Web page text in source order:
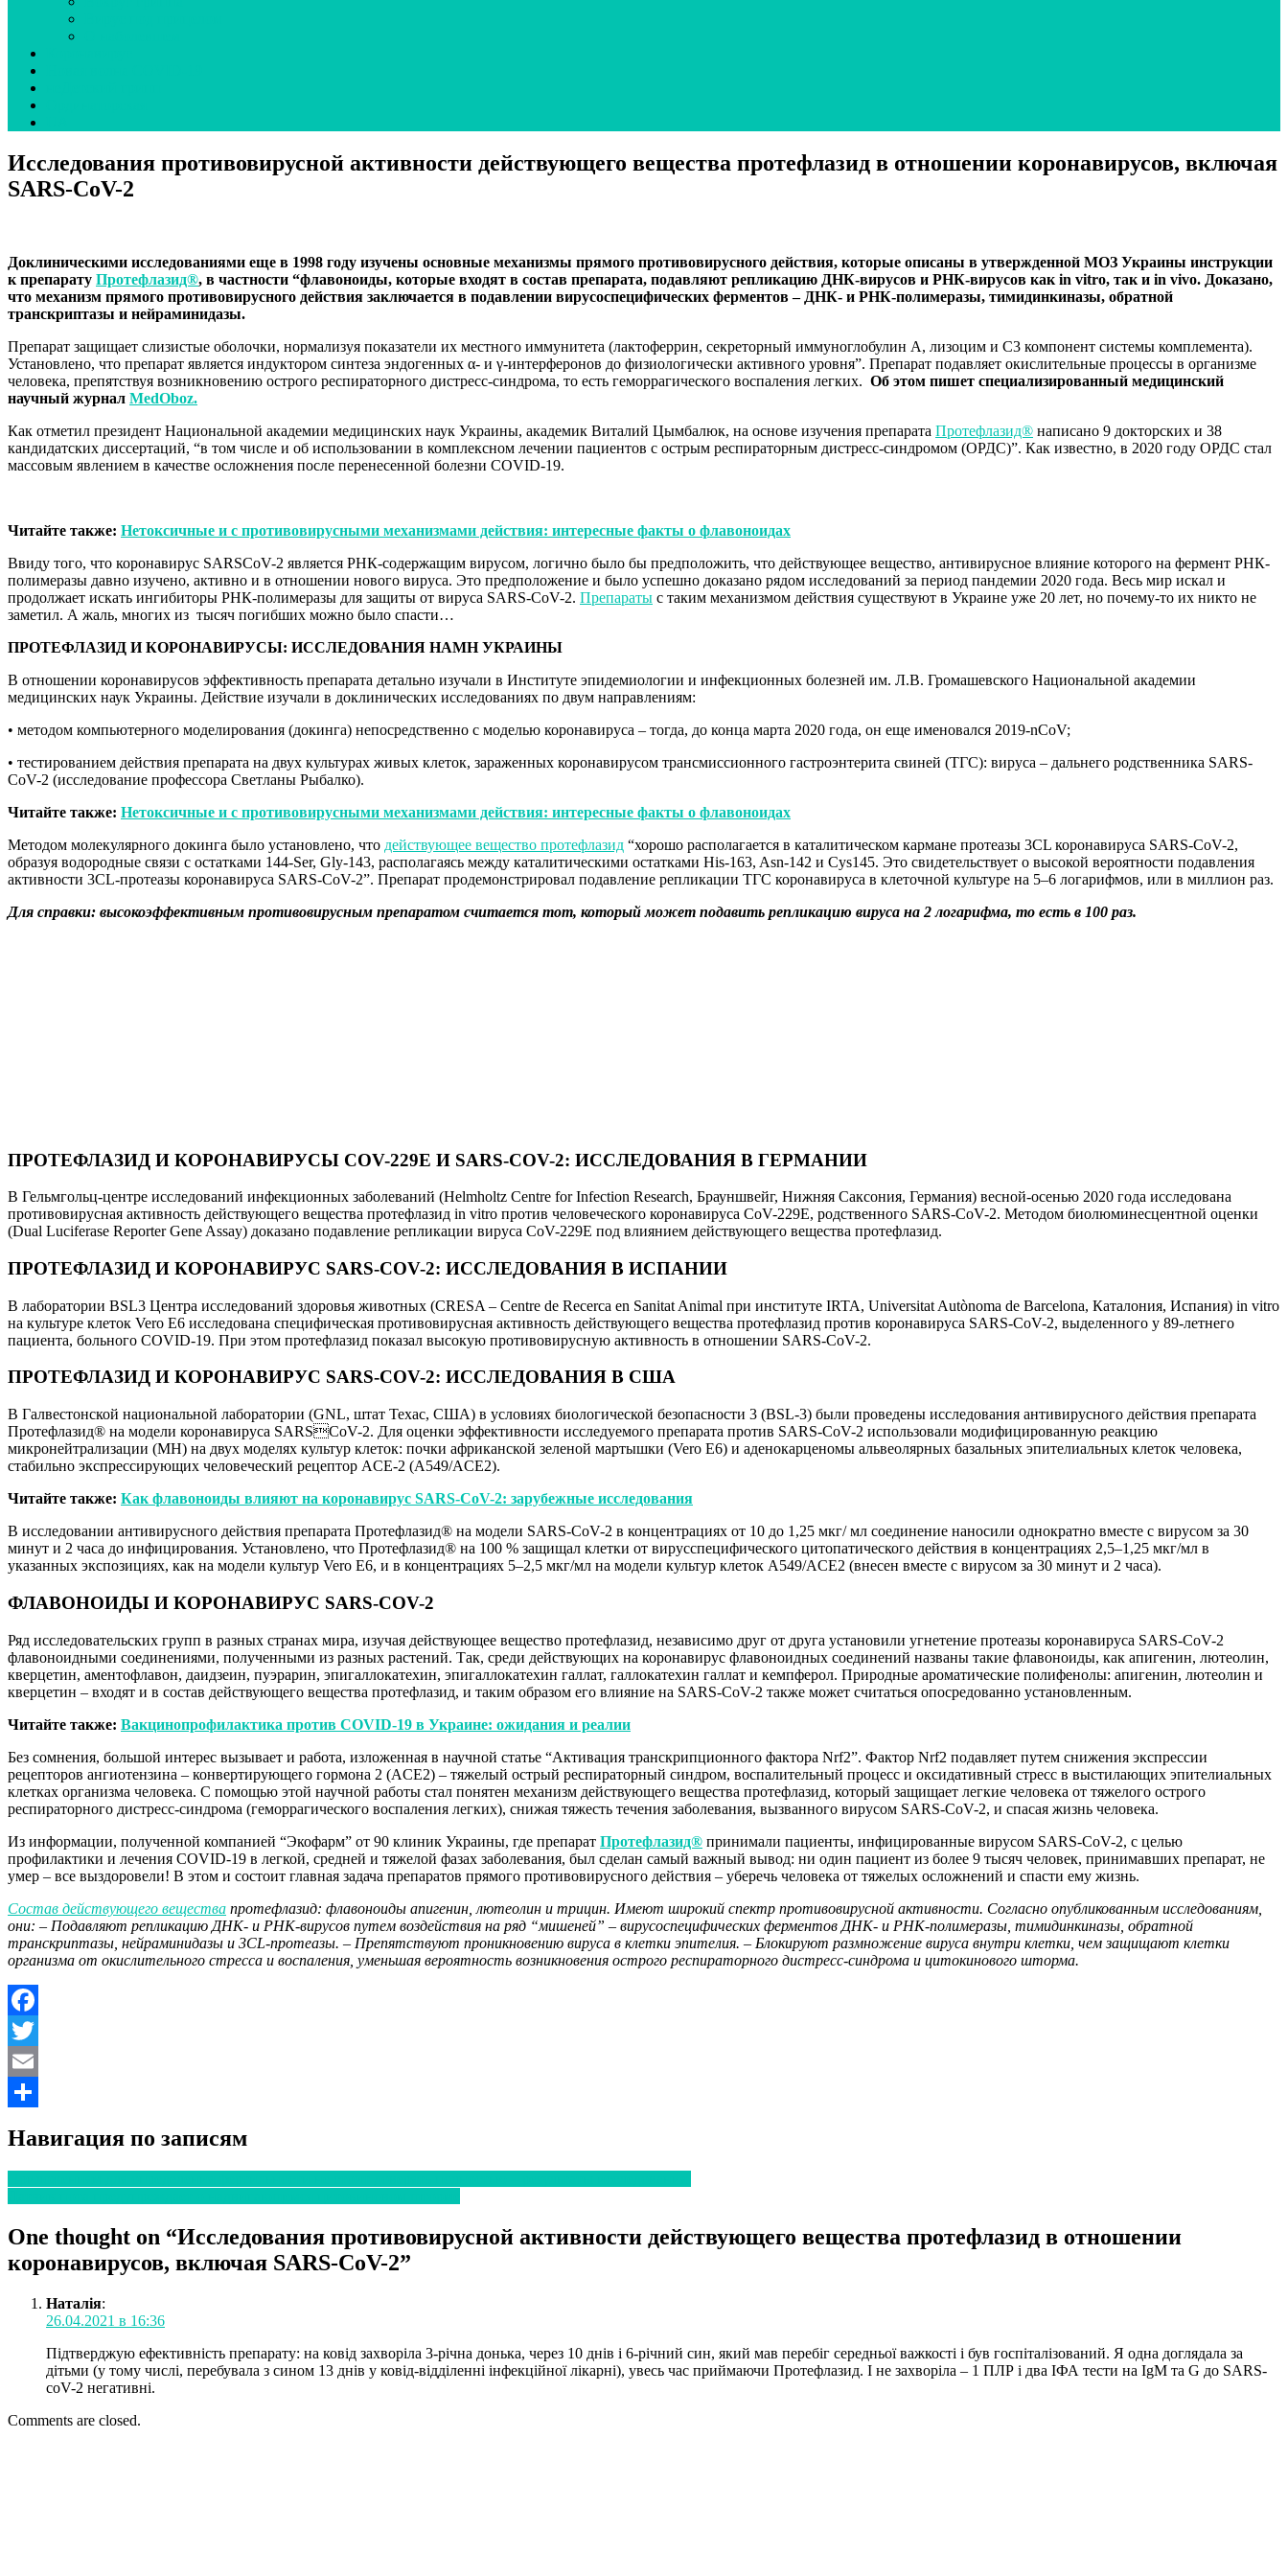
Исследования противовирусной активности действующего вещества протефлазид в отношении коронавирусов, включая
SARS-CoV-2
Доклиническими исследованиями еще в 1998 году изучены основные механизмы прямого противовирусного действия, которые описаны в утвержденной МОЗ Украины инструкции
к препарату Протефлазид®, в частности “флавоноиды, которые входят в состав препарата, подавляют репликацию ДНК-вирусов и РНК-вирусов как in vitro, так и in vivo. Доказано,
что механизм прямого противовирусного действия заключается в подавлении вирусоспецифических ферментов – ДНК- и РНК-полимеразы, тимидинкиназы, обратной
транскриптазы и нейраминидазы.
Препарат защищает слизистые оболочки, нормализуя показатели их местного иммунитета (лактоферрин, секреторный иммуноглобулин А, лизоцим и С3 компонент системы комплемента).
Установлено, что препарат является индуктором синтеза эндогенных α- и γ-интерферонов до физиологически активного уровня”. Препарат подавляет окислительные процессы в организме
человека, препятствуя возникновению острого респираторного дистресс-синдрома, то есть геморрагического воспаления легких. Об этом пишет специализированный медицинский
научный журнал MedOboz.
Как отметил президент Национальной академии медицинских наук Украины, академик Виталий Цымбалюк, на основе изучения препарата Протефлазид® написано 9 докторских и 38
кандидатских диссертаций, “в том числе и об использовании в комплексном лечении пациентов с острым респираторным дистресс-синдромом (ОРДС)”. Как известно, в 2020 году ОРДС стал
массовым явлением в качестве осложнения после перенесенной болезни СOVID-19.
Читайте также: Нетоксичные и с противовирусными механизмами действия: интересные факты о флавоноидах
Ввиду того, что коронавирус SARSСoV-2 является РНК-содержащим вирусом, логично было бы предположить, что действующее вещество, антивирусное влияние которого на фермент РНК-
полимеразы давно изучено, активно и в отношении нового вируса. Это предположение и было успешно доказано рядом исследований за период пандемии 2020 года. Весь мир искал и
продолжает искать ингибиторы РНК-полимеразы для защиты от вируса SARS-СoV-2. Препараты с таким механизмом действия существуют в Украине уже 20 лет, но почему-то их никто не
заметил. А жаль, многих из тысяч погибших можно было спасти…
ПРОТЕФЛАЗИД И КОРОНАВИРУСЫ: ИССЛЕДОВАНИЯ НАМН УКРАИНЫ
В отношении коронавирусов эффективность препарата детально изучали в Институте эпидемиологии и инфекционных болезней им. Л.В. Громашевского Национальной академии
медицинских наук Украины. Действие изучали в доклинических исследованиях по двум направлениям:
• методом компьютерного моделирования (докинга) непосредственно с моделью коронавируса – тогда, до конца марта 2020 года, он еще именовался 2019-nCoV;
• тестированием действия препарата на двух культурах живых клеток, зараженных коронавирусом трансмиссионного гастроэнтерита свиней (ТГС): вируса – дальнего родственника SARS-
СoV-2 (исследование профессора Светланы Рыбалко).
Читайте также: Нетоксичные и с противовирусными механизмами действия: интересные факты о флавоноидах
Методом молекулярного докинга было установлено, что действующее вещество протефлазид “хорошо располагается в каталитическом кармане протеазы 3CL коронавируса SARS-CoV-2,
образуя водородные связи с остатками 144-Ser, Gly-143, располагаясь между каталитическими остатками His-163, Asn-142 и Cys145. Это свидетельствует о высокой вероятности подавления
активности 3CL-протеазы коронавируса SARS-CoV-2”. Препарат продемонстрировал подавление репликации ТГС коронавируса в клеточной культуре на 5–6 логарифмов, или в миллион раз.
Для справки: высокоэффективным противовирусным препаратом считается тот, который может подавить репликацию вируса на 2 логарифма, то есть в 100 раз.
ПРОТЕФЛАЗИД И КОРОНАВИРУСЫ COV-229E И SARS-COV-2: ИССЛЕДОВАНИЯ В ГЕРМАНИИ
В Гельмгольц-центре исследований инфекционных заболеваний (Helmholtz Centre for Infection Research, Брауншвейг, Нижняя Саксония, Германия) весной-осенью 2020 года исследована
противовирусная активность действующего вещества протефлазид in vitro против человеческого коронавируса CoV-229E, родственного SARS-СoV-2. Методом биолюминесцентной оценки
(Dual Luciferase Reporter Gene Assay) доказано подавление репликации вируса CoV-229E под влиянием действующего вещества протефлазид.
ПРОТЕФЛАЗИД И КОРОНАВИРУС SARS-COV-2: ИССЛЕДОВАНИЯ В ИСПАНИИ
В лаборатории BSL3 Центра исследований здоровья животных (СRESA – Centre de Recerca en Sanitat Animal при инcтитуте IRTA, Universitat Autònoma de Barcelona, Каталония, Испания) in vitro
на культуре клеток Vero E6 исследована специфическая противовирусная активность действующего вещества протефлазид против коронавируса SARS-CoV-2, выделенного у 89-летнего
пациента, больного COVID-19. При этом протефлазид показал высокую противовирусную активность в отношении SARS-CoV-2.
ПРОТЕФЛАЗИД И КОРОНАВИРУС SARS-COV-2: ИССЛЕДОВАНИЯ В США
В Галвестонской национальной лаборатории (GNL, штат Техас, США) в условиях биологической безопасности 3 (BSL-3) были проведены исследования антивирусного действия препарата
Протефлазид® на модели коронавируса SARSCoV-2. Для оценки эффективности исследуемого препарата против SARS-CoV-2 использовали модифицированную реакцию
микронейтрализации (МН) на двух моделях культур клеток: почки африканской зеленой мартышки (Vero E6) и аденокарценомы альвеолярных базальных эпителиальных клеток человека,
стабильно экспрессирующих человеческий рецептор ACE-2 (A549/ACE2).
Читайте также: Как флавоноиды влияют на коронавирус SARS-CoV-2: зарубежные исследования
В исследовании антивирусного действия препарата Протефлазид® на модели SARS-CoV-2 в концентрациях от 10 до 1,25 мкг/ мл соединение наносили однократно вместе с вирусом за 30
минут и 2 часа до инфицирования. Установлено, что Протефлазид® на 100 % защищал клетки от вирусспецифического цитопатического действия в концентрациях 2,5–1,25 мкг/мл в
указанных экспозициях, как на модели культур Vero E6, и в концентрациях 5–2,5 мкг/мл на модели культур клеток A549/ACE2 (внесен вместе с вирусом за 30 минут и 2 часа).
ФЛАВОНОИДЫ И КОРОНАВИРУС SARS-COV-2
Ряд исследовательских групп в разных странах мира, изучая действующее вещество протефлазид, независимо друг от друга установили угнетение протеазы коронавируса SARS-CoV-2
флавоноидными соединениями, полученными из разных растений. Так, среди действующих на коронавирус флавоноидных соединений названы такие флавоноиды, как апигенин, лютеолин,
кверцетин, аментофлавон, даидзеин, пуэрарин, эпигаллокатехин, эпигаллокатехин галлат, галлокатехин галлат и кемпферол. Природные ароматические полифенолы: апигенин, лютеолин и
кверцетин – входят и в состав действующего вещества протефлазид, и таким образом его влияние на SARS-СoV-2 также может считаться опосредованно установленным.
Читайте также: Вакцинопрофилактика против COVID-19 в Украине: ожидания и реалии
Без сомнения, большой интерес вызывает и работа, изложенная в научной статье “Активация транскрипционного фактора Nrf2”. Фактор Nrf2 подавляет путем снижения экспрессии
рецепторов ангиотензина – конвертирующего гормона 2 (ACE2) – тяжелый острый респираторный синдром, воспалительный процесс и оксидативный стресс в выстилающих эпителиальных
клетках организма человека. С помощью этой научной работы стал понятен механизм действующего вещества протефлазид, который защищает легкие человека от тяжелого острого
респираторного дистресс-синдрома (геморрагического воспаления легких), снижая тяжесть течения заболевания, вызванного вирусом SARS-СoV-2, и спасая жизнь человека.
Из информации, полученной компанией “Экофарм” от 90 клиник Украины, где препарат Протефлазид® принимали пациенты, инфицированные вирусом SARS-СoV-2, с целью
профилактики и лечения COVID-19 в легкой, средней и тяжелой фазах заболевания, был сделан самый важный вывод: ни один пациент из более 9 тысяч человек, принимавших препарат, не
умер – все выздоровели! В этом и состоит главная задача препаратов прямого противовирусного действия – уберечь человека от тяжелых осложнений и спасти ему жизнь.
Состав действующего вещества протефлазид: флавоноиды апигенин, лютеолин и трицин. Имеют широкий спектр противовирусной активности. Согласно опубликованным исследованиям,
они: – Подавляют репликацию ДНК- и РНК-вирусов путем воздействия на ряд “мишеней” – вирусоспецифических ферментов ДНК- и РНК-полимеразы, тимидинкиназы, обратной
транскриптазы, нейраминидазы и 3CL-протеазы. – Препятствуют проникновению вируса в клетки эпителия. – Блокируют размножение вируса внутри клетки, чем защищают клетки
организма от окислительного стресса и воспаления, уменьшая вероятность возникновения острого респираторного дистресс-синдрома и цитокинового шторма.
Facebook
Twitter
Email
Навигация по записям
One thought on “Исследования противовирусной активности действующего вещества протефлазид в отношении
коронавирусов, включая SARS-CoV-2”
Наталія:
26.04.2021 в 16:36
Підтверджую ефективність препарату: на ковід захворіла 3-річна донька, через 10 днів і 6-річний син, який мав перебіг середньої важкості і був госпіталізований. Я одна доглядала за
дітьми (у тому числі, перебувала з сином 13 днів у ковід-відділенні інфекційної лікарні), увесь час приймаючи Протефлазид. І не захворіла – 1 ПЛР і два ІФА тести на IgM та G до SARS-
coV-2 негативні.
Comments are closed.